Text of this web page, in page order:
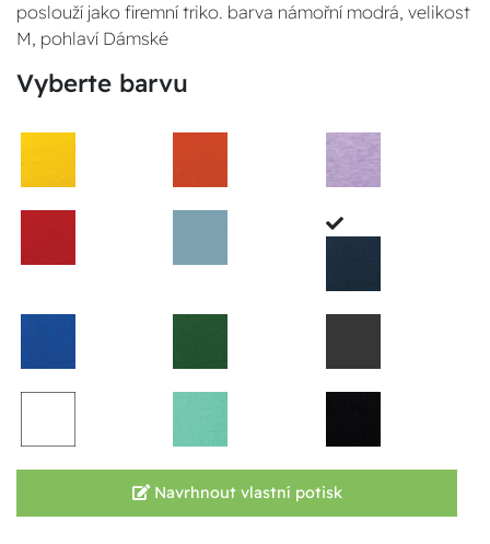
poslouží jako firemní triko. barva námořní modrá, velikost
M, pohlaví Dámské
Vyberte barvu
Navrhnout vlastní potisk